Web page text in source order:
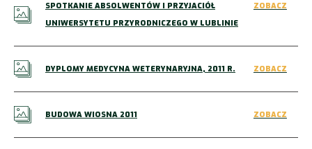
SPOTKANIE ABSOLWENTÓW I PRZYJACIÓŁ
UNIWERSYTETU PRZYRODNICZEGO W LUBLINIE
ZOBACZ
DYPLOMY MEDYCYNA WETERYNARYJNA, 2011 R. ZOBACZ
BUDOWA WIOSNA 2011 ZOBACZ